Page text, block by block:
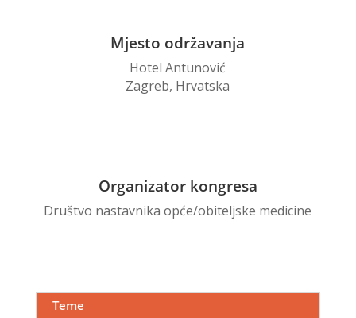
Mjesto održavanja
Hotel Antunović
Zagreb, Hrvatska
Organizator kongresa
Društvo nastavnika opće/obiteljske medicine
Teme